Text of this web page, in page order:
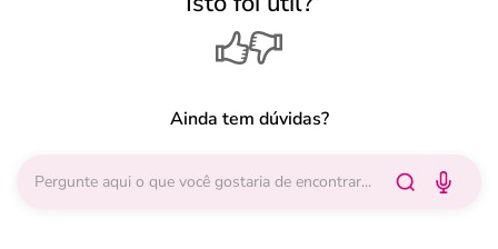
Ainda tem dúvidas?